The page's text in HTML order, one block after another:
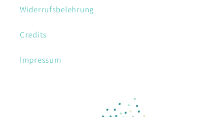
Widerrufsbelehrung
Credits
Impressum